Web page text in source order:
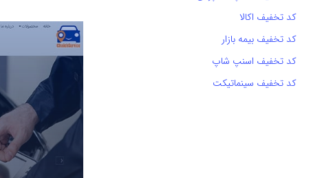
کد تخفیف اکالا
کد تخفیف بیمه بازار
کد تخفیف اسنپ شاپ
کد تخفیف سینماتیکت